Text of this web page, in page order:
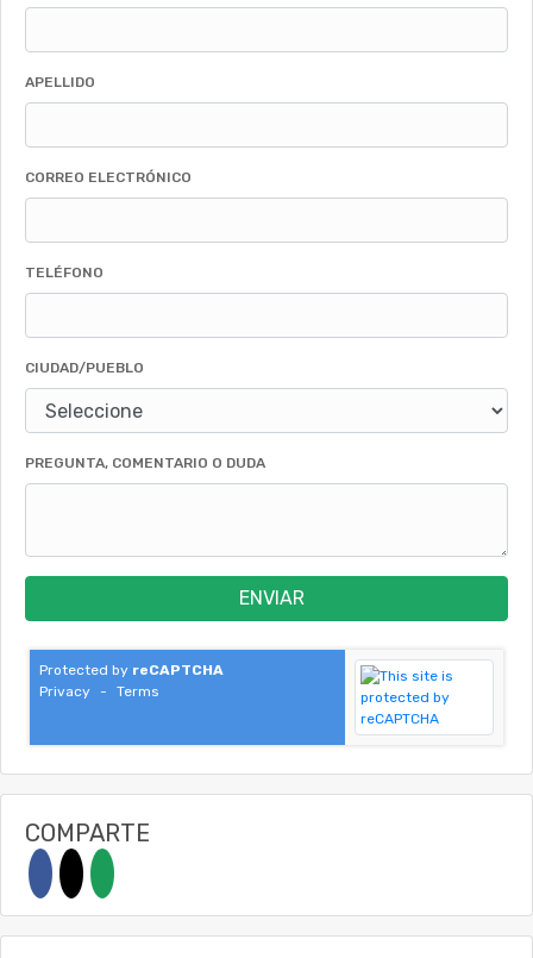
APELLIDO
CORREO ELECTRÓNICO
TELÉFONO
CIUDAD/PUEBLO
PREGUNTA, COMENTARIO O DUDA
ENVIAR
Protected by reCAPTCHA
Privacy
- Terms
COMPARTE